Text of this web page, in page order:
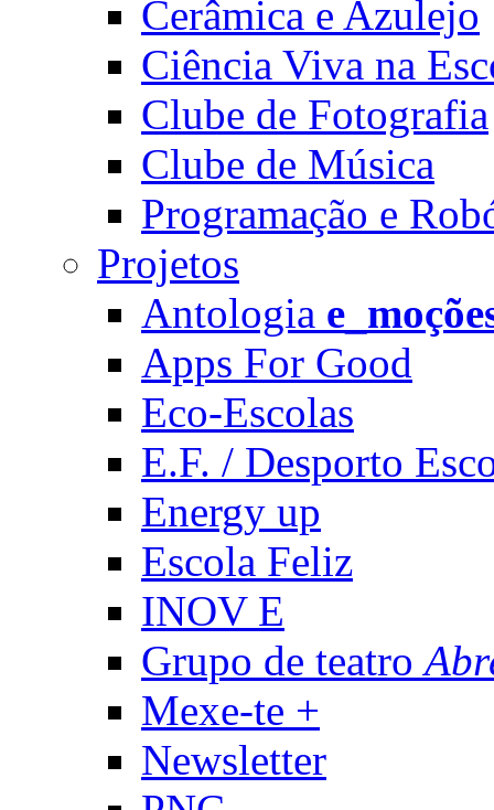
Cerâmica e Azulejo
Ciência Viva na
Clube de Fotografia
Clube de Música
Programação e
Projetos
Antologia
Apps For Good
Eco-Escolas
E.F. / Desporto
Energy up
Escola Feliz
INOV E
Grupo de teatro
Mexe-te +
Newsletter